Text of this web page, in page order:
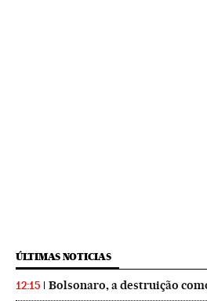
ÚLTIMAS NOTICIAS
12:15 Bolsonaro, a destruição